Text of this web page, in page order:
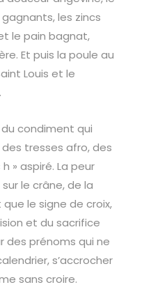
les zincs
le pain bagnat,
Et puis la poule au
Louis et le
condiment qui
tresses afro, des
» aspiré. La peur
le crâne, de la
le signe de croix,
et du sacrifice
des prénoms qui ne
s’accrocher
sans croire.